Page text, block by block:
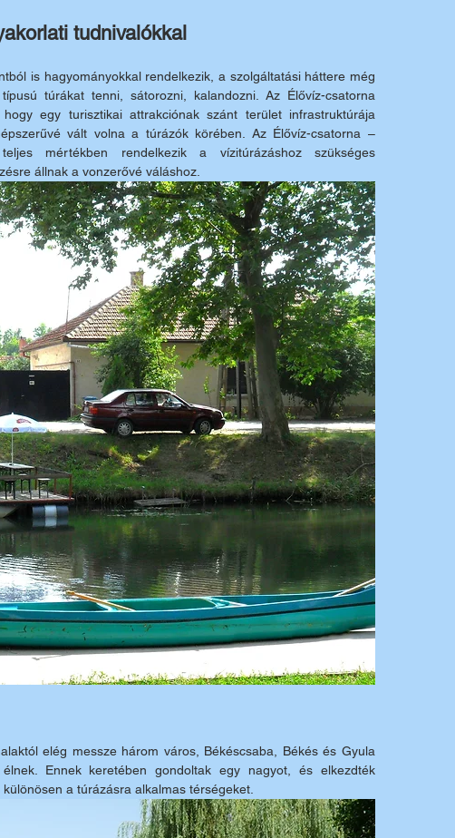
tudnivalókkal
is hagyományokkal rendelkezik, a szolgáltatási háttere még
túrákat tenni, sátorozni, kalandozni. Az Élővíz-csatorna
egy turisztikai attrakciónak szánt terület infrastruktúrája
vált volna a túrázók körében. Az Élővíz-csatorna –
mértékben rendelkezik a vízitúrázáshoz szükséges
állnak a vonzerővé váláshoz.
elég messze három város, Békéscsaba, Békés és Gyula
Ennek keretében gondoltak egy nagyot, és elkezdték
a túrázásra alkalmas térségeket.